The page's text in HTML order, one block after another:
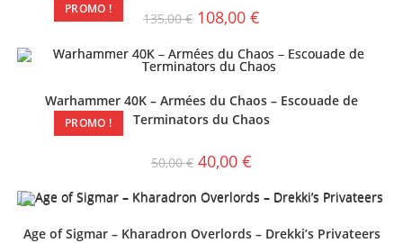
PROMO !
135,00€ 108,00 €
PROMO !
Warhammer 40K – Armées du Chaos – Escouade de
Terminators du Chaos
50,00€ 40,00 €
Age of Sigmar – Kharadron Overlords – Drekki’s Privateers